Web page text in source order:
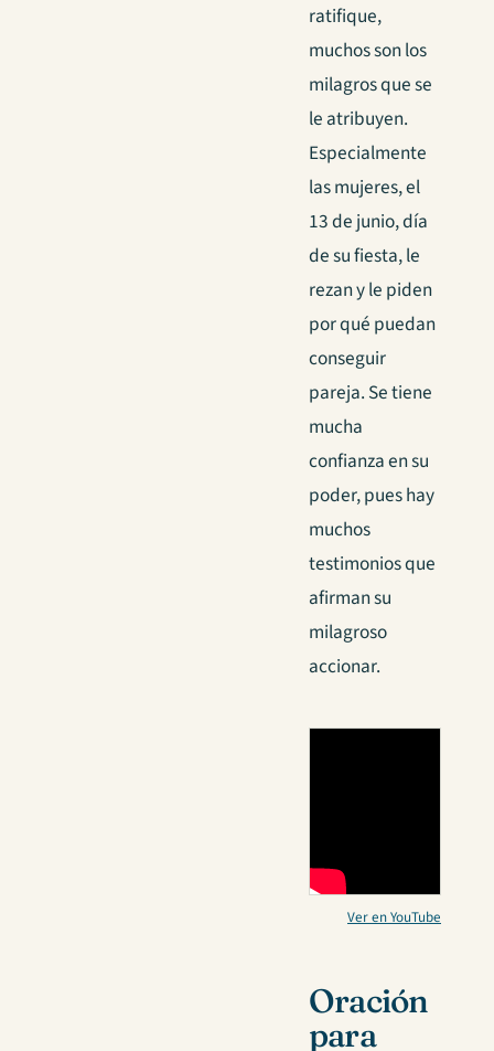
ratifique,
muchos son los
milagros que se
le atribuyen.
Especialmente
las mujeres, el
13 de junio, día
de su fiesta, le
rezan y le piden
por qué puedan
conseguir
pareja. Se tiene
mucha
confianza en su
poder, pues hay
muchos
testimonios que
afirman su
milagroso
accionar.
Ver en YouTube
Oración
para